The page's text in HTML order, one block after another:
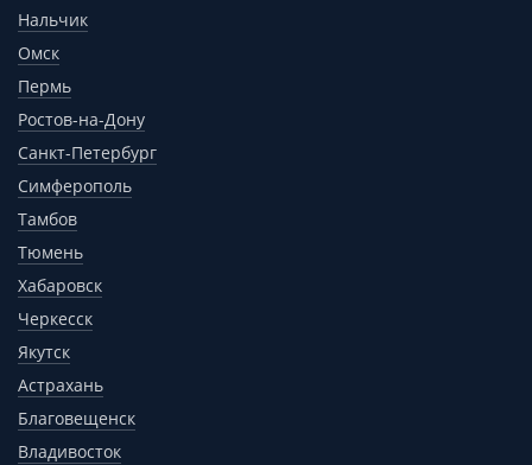
Нальчик
Омск
Пермь
Ростов-на-Дону
Санкт-Петербург
Симферополь
Тамбов
Тюмень
Хабаровск
Черкесск
Якутск
Астрахань
Благовещенск
Владивосток